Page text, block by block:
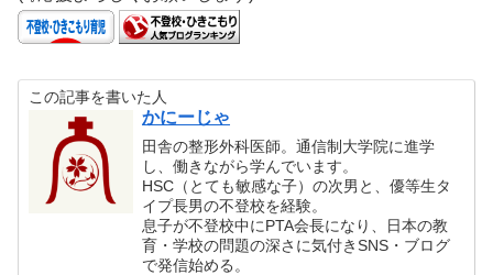
この記事を書いた人
かにーじゃ
田舎の整形外科医師。通信制大学院に進学
し、働きながら学んでいます。
HSC（とても敏感な子）の次男と、優等生タ
イプ長男の不登校を経験。
息子が不登校中にPTA会長になり、日本の教
育・学校の問題の深さに気付きSNS・ブログ
で発信始める。